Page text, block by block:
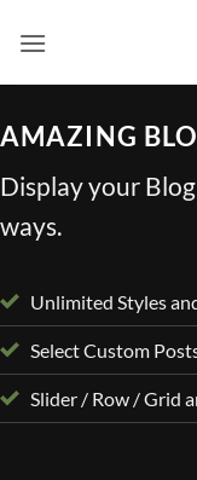
AMAZING
Display your
ways.
Unlimited Styles
Select Custom
Slider / Row / Grid